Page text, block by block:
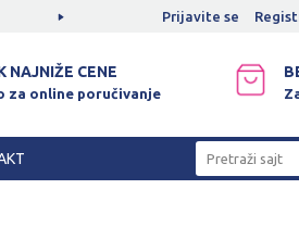
SIGURNO PLAĆANJE PLATNIM
Prijavite se
NAJNIŽE CENE
za online poručivanje
Pretraži sajt